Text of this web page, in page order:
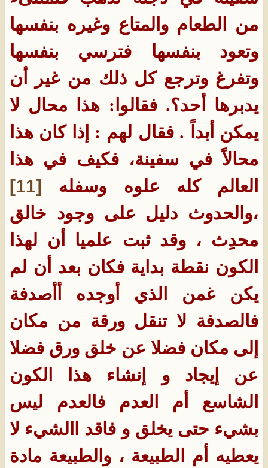
من الطعام والمتاع وغيره بنفسها
وتعود بنفسها فترسي بنفسها
وتفرغ وترجع كل ذلك من غير أن
يدبرها أحد؟. فقالوا: هذا محال لا
يمكن أبداً . فقال لهم : إذا كان هذا
محالاً في سفينة، فكيف في هذا
العالم كله علوه وسفله
[11]
،والحدوث دليل على وجود خالق
محدِث ، وقد ثبت علميا أن لهذا
الكون نقطة بداية فكان بعد أن لم
يكن غمن الذي أوجده أأصدفة
فالصدفة لا تنقل ورقة من مكان
إلى مكان فضلا عن خلق ورق فضلا
عن إيجاد و إنشاء هذا الكون
الشاسع أم العدم فالعدم ليس
بشيء حتى يخلق و فاقد االشيء لا
يعطيه أم الطبيعة ، والطبيعة مادة